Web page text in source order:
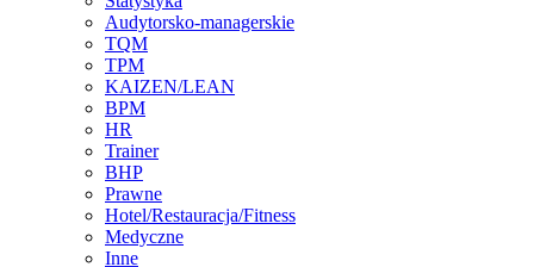
Audytorsko-managerskie
TQM
TPM
KAIZEN/LEAN
BPM
HR
Trainer
BHP
Prawne
Hotel/Restauracja/Fitness
Medyczne
Inne